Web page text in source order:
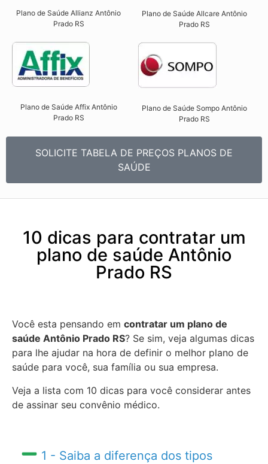
Plano de Saúde Allianz Antônio
Prado RS​
Plano de Saúde Allcare Antônio
Prado RS​
Plano de Saúde Affix Antônio
Prado RS​
Plano de Saúde Sompo Antônio
Prado RS​
SOLICITE TABELA DE PREÇOS PLANOS DE
SAÚDE
10 dicas para contratar um
plano de saúde Antônio
Prado RS
Você esta pensando em contratar um plano de
saúde Antônio Prado RS? Se sim, veja algumas dicas
para lhe ajudar na hora de definir o melhor plano de
saúde para você, sua família ou sua empresa.
Veja a lista com 10 dicas para você considerar antes
de assinar seu convênio médico.
1 - Saiba a diferença dos tipos